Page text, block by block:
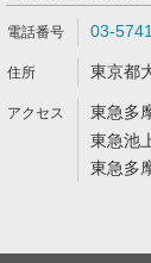
03-
東京都
東急多
東急池
東急多